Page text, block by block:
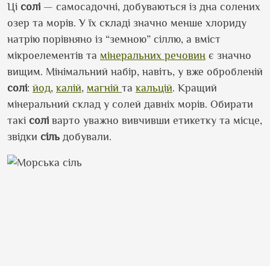
Ці солі — самосадочні, добуваються із дна солених
озер та морів. У їх складі значно менше хлориду
натрію порівняно із “земною” сіллю, а вміст
мікроелементів та мінеральних речовин є значно
вищим. Мінімальний набір, навіть, у вже обробленій
солі: йод, калій, магній та кальцій. Кращий
мінеральний склад у солей давніх морів. Обирати
такі солі варто уважно вивчивши етикетку та місце,
звідки сіль добували.